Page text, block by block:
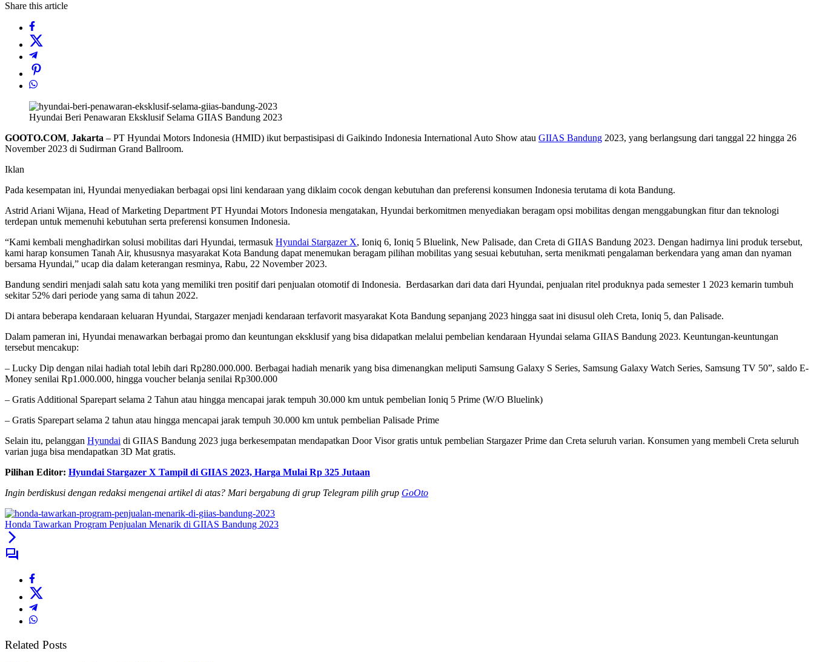
Share this article
Hyundai Beri Penawaran Eksklusif Selama GIIAS Bandung 2023
GOOTO.COM, Jakarta – PT Hyundai Motors Indonesia (HMID) ikut berpastisipasi di Gaikindo Indonesia International Auto Show atau GIIAS Bandung 2023, yang berlangsung dari tanggal 22 hingga 26
November 2023 di Sudirman Grand Ballroom.
Iklan
Pada kesempatan ini, Hyundai menyediakan berbagai opsi lini kendaraan yang diklaim cocok dengan kebutuhan dan preferensi konsumen Indonesia terutama di kota Bandung.
Astrid Ariani Wijana, Head of Marketing Department PT Hyundai Motors Indonesia mengatakan, Hyundai berkomitmen menyediakan beragam opsi mobilitas dengan menggabungkan fitur dan teknologi
terdepan untuk memenuhi kebutuhan serta preferensi konsumen Indonesia.
“Kami kembali menghadirkan solusi mobilitas dari Hyundai, termasuk Hyundai Stargazer X, Ioniq 6, Ioniq 5 Bluelink, New Palisade, dan Creta di GIIAS Bandung 2023. Dengan hadirnya lini produk tersebut,
kami harap konsumen Tanah Air, khususnya masyarakat Kota Bandung dapat menemukan beragam pilihan mobilitas yang sesuai kebutuhan, serta menikmati pengalaman berkendara yang aman dan nyaman
bersama Hyundai,” ucap dia dalam keterangan resminya, Rabu, 22 November 2023.
Bandung sendiri menjadi salah satu kota yang memiliki tren positif dari penjualan otomotif di Indonesia. Berdasarkan dari data dari Hyundai, penjualan ritel produknya pada semester 1 2023 kemarin tumbuh
sekitar 52% dari periode yang sama di tahun 2022.
Di antara beberapa kendaraan keluaran Hyundai, Stargazer menjadi kendaraan terfavorit masyarakat Kota Bandung sepanjang 2023 hingga saat ini disusul oleh Creta, Ioniq 5, dan Palisade.
Dalam pameran ini, Hyundai menawarkan berbagai promo dan keuntungan eksklusif yang bisa didapatkan melalui pembelian kendaraan Hyundai selama GIIAS Bandung 2023. Keuntungan-keuntungan
tersebut mencakup:
– Lucky Dip dengan nilai hadiah total lebih dari Rp280.000.000. Berbagai hadiah menarik yang bisa dimenangkan meliputi Samsung Galaxy S Series, Samsung Galaxy Watch Series, Samsung TV 50”, saldo E-
Money senilai Rp1.000.000, hingga voucher belanja senilai Rp300.000
– Gratis Additional Sparepart selama 2 Tahun atau hingga mencapai jarak tempuh 30.000 km untuk pembelian Ioniq 5 Prime (W/O Bluelink)
– Gratis Sparepart selama 2 tahun atau hingga mencapai jarak tempuh 30.000 km untuk pembelian Palisade Prime
Selain itu, pelanggan Hyundai di GIIAS Bandung 2023 juga berkesempatan mendapatkan Door Visor gratis untuk pembelian Stargazer Prime dan Creta seluruh varian. Konsumen yang membeli Creta seluruh
varian juga bisa mendapatkan 3D Mat gratis.
Pilihan Editor: Hyundai Stargazer X Tampil di GIIAS 2023, Harga Mulai Rp 325 Jutaan
Ingin berdiskusi dengan redaksi mengenai artikel di atas? Mari bergabung di grup Telegram pilih grup GoOto
Honda Tawarkan Program Penjualan Menarik di GIIAS Bandung 2023
Related Posts